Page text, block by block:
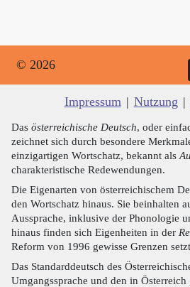
© 2026
Impressum | Nutzung |
Das österreichische Deutsch, oder
zeichnet sich durch besondere
einzigartigen Wortschatz, bekannt als
charakteristische Redewendungen.
Die Eigenarten von österreichischem
den Wortschatz hinaus. Sie beinhalten
Aussprache, inklusive der Phonologie
hinaus finden sich Eigenheiten in der
Reform von 1996 gewisse Grenzen
Das Standarddeutsch des
Umgangssprache und den in